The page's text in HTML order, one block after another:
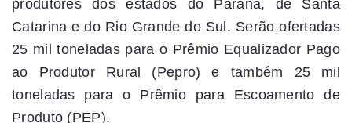
produtores dos estados do Paraná, de Santa
Catarina e do Rio Grande do Sul. Serão ofertadas
25 mil toneladas para o Prêmio Equalizador Pago
ao Produtor Rural (Pepro) e também 25 mil
toneladas para o Prêmio para Escoamento de
Produto (PEP).